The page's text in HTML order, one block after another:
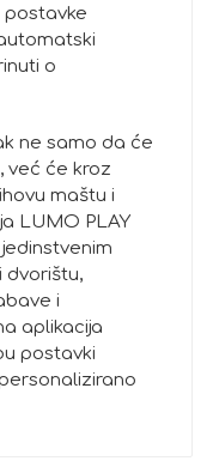
postavke
o
ne samo da će
već će kroz
maštu i
LUMO PLAY
dvorištu,
i
aplikacija
postavki